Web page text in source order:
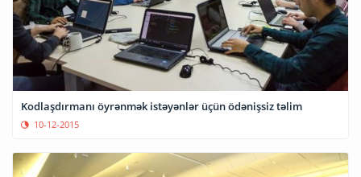
Kodlaşdırmanı öyrənmək istəyənlər üçün ödənişsiz təlim
10-12-2015